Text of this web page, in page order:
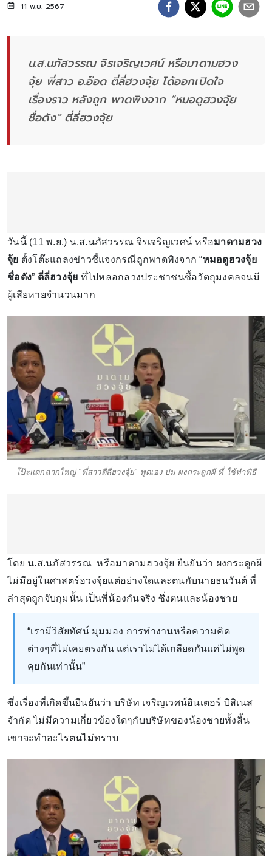
11 พ.ย. 2567
น.ส.นภัสวรรณ จิรเจริญเวศน์ หรือมาดามฮวง
จุ้ย พี่สาว อ.อ๊อด ตี่ลี่ฮวงจุ้ย ได้ออกเปิดใจ
เรื่องราว หลังถูก พาดพิงจาก “หมอดูฮวงจุ้ย
ชื่อดัง” ตี่ลี่ฮวงจุ้ย
วันนี้ (11 พ.ย.) น.ส.นภัสวรรณ จิรเจริญเวศน์ หรือมาดามฮวง
จุ้ย ตั้งโต๊ะแถลงข่าวชี้แจงกรณีถูกพาดพิงจาก “หมอดูฮวงจุ้ย
ชื่อดัง” ตี่ลี่ฮวงจุ้ย ที่ไปหลอกลวงประชาชนซื้อวัตถุมงคลจนมี
ผู้เสียหายจํานวนมาก
โป๊ะแตกฉากใหญ่ "พี่สาวตี่ลี่ฮวงจุ้ย" พูดเอง ปม ผงกระดูกผี ที่ ใช้ทำพิธี
โดย น.ส.นภัสวรรณ หรือมาดามฮวงจุ้ย ยืนยันว่า ผงกระดูกผี
ไม่มีอยู่ในศาสตร์ฮวงจุ้ยแต่อย่างใดและตนกับนายธนวันต์ ที่
ล่าสุดถูกจับกุมนั้น เป็นพี่น้องกันจริง ซึ่งตนและน้องชาย
“เรามีวิสัยทัศน์ มุมมอง การทํางานหรือความคิด
ต่างๆที่ไม่เคยตรงกัน แต่เราไม่ได้เกลียดกันแค่ไม่พูด
คุยกันเท่านั้น”
ซึ่งเรื่องที่เกิดขึ้นยืนยันว่า บริษัท เจริญเวศน์อินเตอร์ บิสิเนส
จำกัด ไม่มีความเกี่ยวข้องใดๆกับบริษัทของน้องชายทั้งสิ้น
เขาจะทําอะไรตนไม่ทราบ